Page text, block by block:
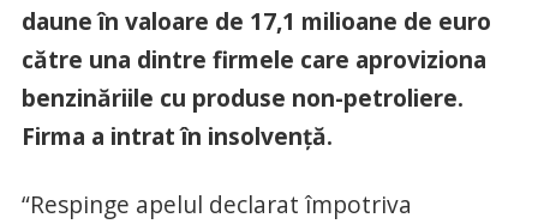
daune în valoare de 17,1 milioane de euro
către una dintre firmele care aproviziona
benzinăriile cu produse non-petroliere.
Firma a intrat în insolvenţă.
“Respinge apelul declarat împotriva